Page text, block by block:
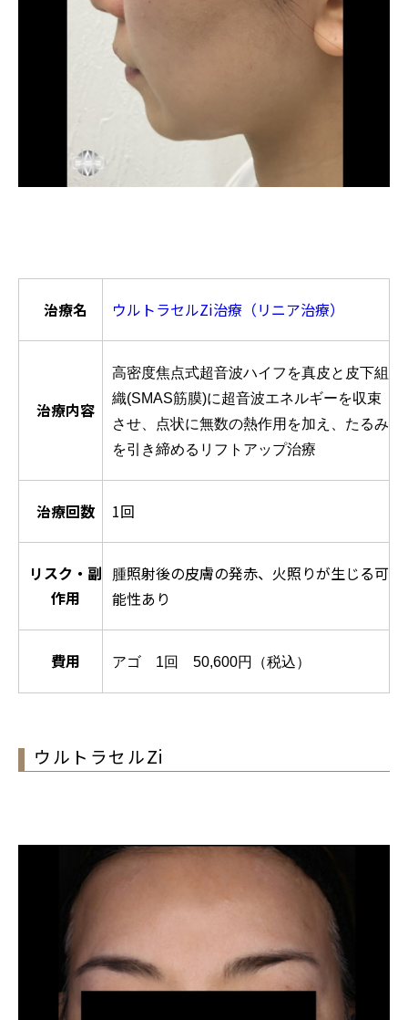
治療名 ウルトラセルZi治療（リニア治療）
治療内容
高密度焦点式超音波ハイフを真皮と皮下組
織(SMAS筋膜)に超音波エネルギーを収束
させ、点状に無数の熱作用を加え、たるみ
を引き締めるリフトアップ治療
治療回数 1回
リスク・副
作用
腫照射後の皮膚の発赤、火照りが生じる可
能性あり
費用 アゴ 1回 50,600円（税込）
ウルトラセルZi